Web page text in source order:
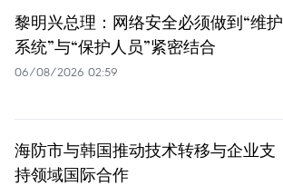
黎明兴总理：网络安全必须做到“维护
系统”与“保护人员”紧密结合
06/08/2026 02:59
海防市与韩国推动技术转移与企业支
持领域国际合作